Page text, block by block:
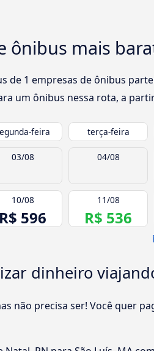
ônibus mais
de 1 empresas de ônibus
um ônibus nessa rota, a
feira terça-feira
03/08 04/08
10/08
R$ 596
11/08
R$ 536
dinheiro
não precisa ser! Você quer